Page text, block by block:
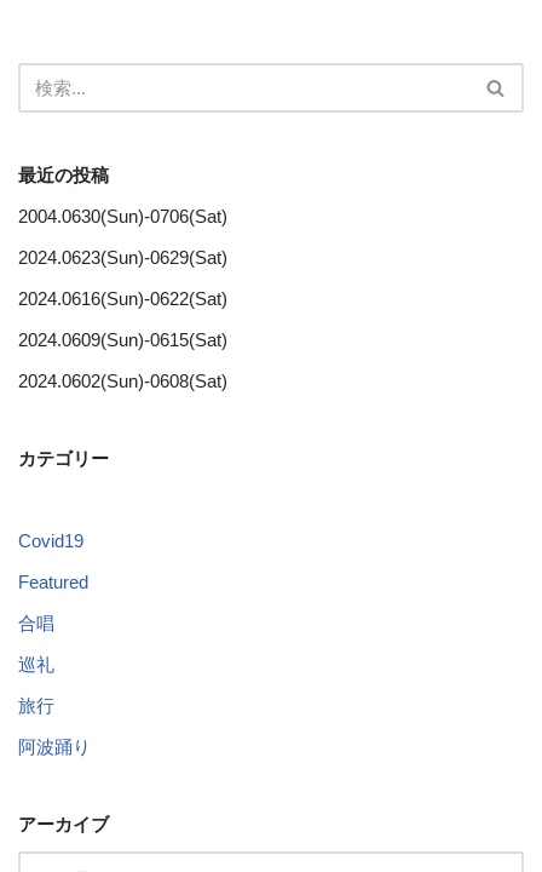
最近の投稿
2004.0630(Sun)-0706(Sat)
2024.0623(Sun)-0629(Sat)
2024.0616(Sun)-0622(Sat)
2024.0609(Sun)-0615(Sat)
2024.0602(Sun)-0608(Sat)
カテゴリー
Covid19
Featured
合唱
巡礼
旅行
阿波踊り
アーカイブ